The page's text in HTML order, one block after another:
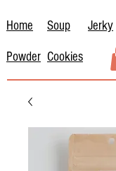
Home Soup Jerky
Powder Cookies